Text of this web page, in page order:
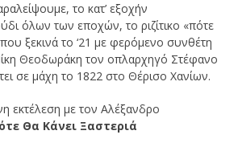
το κατ’ εξοχήν
όλων των εποχών, το ριζίτικο «πότε
ξεκινά το ‘21 με φερόμενο συνθέτη
Θεοδωράκη τον οπλαρχηγό Στέφανο
σε μάχη το 1822 στο Θέρισο Χανίων.
εκτέλεση με τον Αλέξανδρο
Θα Κάνει Ξαστεριά